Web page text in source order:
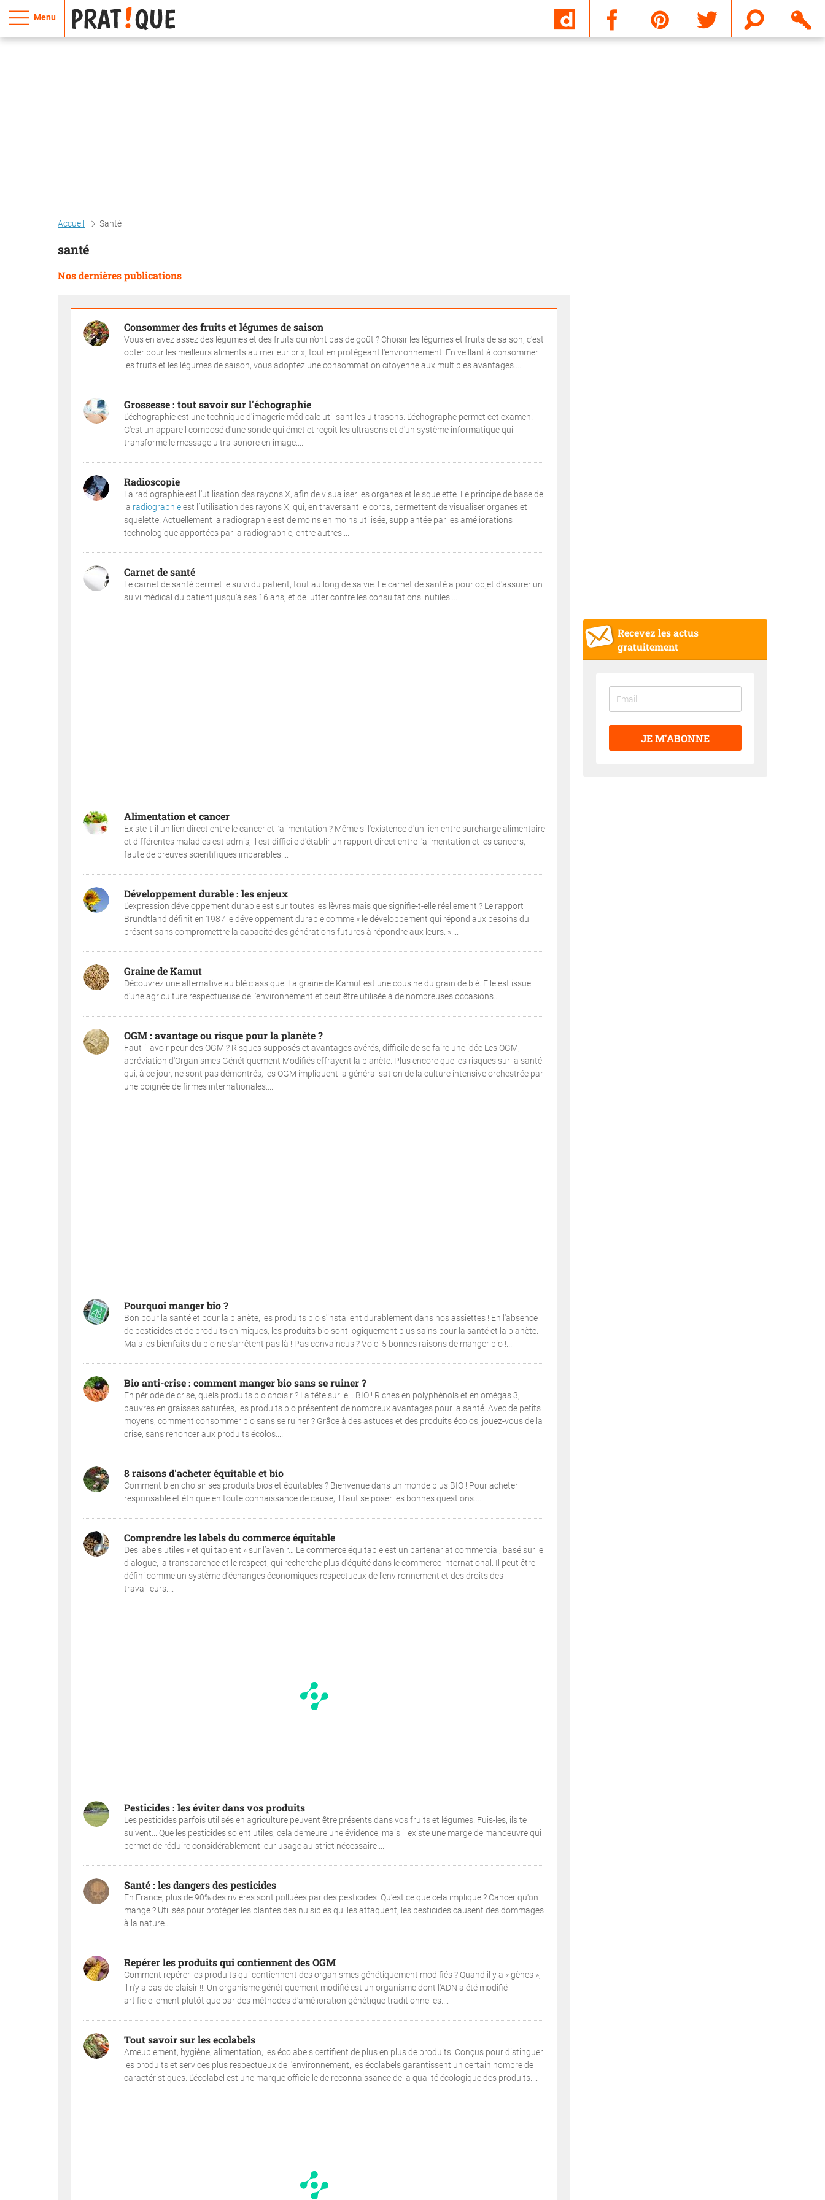
Menu
Accueil Santé
santé
Nos dernières publications
Consommer des fruits et légumes de saison
Vous en avez assez des légumes et des fruits qui n’ont pas de goût ? Choisir les légumes et fruits de saison, c'est
opter pour les meilleurs aliments au meilleur prix, tout en protégeant l'environnement. En veillant à consommer
les fruits et les légumes de saison, vous adoptez une consommation citoyenne aux multiples avantages....
Grossesse : tout savoir sur l'échographie
L'échographie est une technique d'imagerie médicale utilisant les ultrasons. L'échographe permet cet examen.
C'est un appareil composé d'une sonde qui émet et reçoit les ultrasons et d'un système informatique qui
transforme le message ultra-sonore en image....
Radioscopie
La radiographie est l'utilisation des rayons X, afin de visualiser les organes et le squelette. Le principe de base de
la radiographieest l´utilisation des rayons X, qui, en traversant le corps, permettent de visualiser organes et
squelette. Actuellement la radiographie est de moins en moins utilisée, supplantée par les améliorations
technologique apportées par la radiographie, entre autres....
Carnet de santé
Le carnet de santé permet le suivi du patient, tout au long de sa vie. Le carnet de santé a pour objet d'assurer un
suivi médical du patient jusqu'à ses 16 ans, et de lutter contre les consultations inutiles....
Alimentation et cancer
Existe-t-il un lien direct entre le cancer et l’alimentation ? Même si l'existence d'un lien entre surcharge alimentaire
et différentes maladies est admis, il est difficile d'établir un rapport direct entre l'alimentation et les cancers,
faute de preuves scientifiques imparables....
Développement durable : les enjeux
L'expression développement durable est sur toutes les lèvres mais que signifie-t-elle réellement ? Le rapport
Brundtland définit en 1987 le développement durable comme « le développement qui répond aux besoins du
présent sans compromettre la capacité des générations futures à répondre aux leurs. »....
Graine de Kamut
Découvrez une alternative au blé classique. La graine de Kamut est une cousine du grain de blé. Elle est issue
d'une agriculture respectueuse de l'environnement et peut être utilisée à de nombreuses occasions....
OGM : avantage ou risque pour la planète ?
Faut-il avoir peur des OGM ? Risques supposés et avantages avérés, difficile de se faire une idée Les OGM,
abréviation d'Organismes Génétiquement Modifiés effrayent la planète. Plus encore que les risques sur la santé
qui, à ce jour, ne sont pas démontrés, les OGM impliquent la généralisation de la culture intensive orchestrée par
une poignée de firmes internationales....
Pourquoi manger bio ?
Bon pour la santé et pour la planète, les produits bio s'installent durablement dans nos assiettes ! En l'absence
de pesticides et de produits chimiques, les produits bio sont logiquement plus sains pour la santé et la planète.
Mais les bienfaits du bio ne s'arrêtent pas là ! Pas convaincus ? Voici 5 bonnes raisons de manger bio !...
Bio anti-crise : comment manger bio sans se ruiner ?
En période de crise, quels produits bio choisir ? La tête sur le... BIO ! Riches en polyphénols et en omégas 3,
pauvres en graisses saturées, les produits bio présentent de nombreux avantages pour la santé. Avec de petits
moyens, comment consommer bio sans se ruiner ? Grâce à des astuces et des produits écolos, jouez-vous de la
crise, sans renoncer aux produits écolos....
8 raisons d'acheter équitable et bio
Comment bien choisir ses produits bios et équitables ? Bienvenue dans un monde plus BIO ! Pour acheter
responsable et éthique en toute connaissance de cause, il faut se poser les bonnes questions....
Comprendre les labels du commerce équitable
Des labels utiles « et qui tablent » sur l’avenir… Le commerce équitable est un partenariat commercial, basé sur le
dialogue, la transparence et le respect, qui recherche plus d'équité dans le commerce international. Il peut être
défini comme un système d'échanges économiques respectueux de l'environnement et des droits des
travailleurs....
Pesticides : les éviter dans vos produits
Les pesticides parfois utilisés en agriculture peuvent être présents dans vos fruits et légumes. Fuis-les, ils te
suivent... Que les pesticides soient utiles, cela demeure une évidence, mais il existe une marge de manoeuvre qui
permet de réduire considérablement leur usage au strict nécessaire....
Santé : les dangers des pesticides
En France, plus de 90% des rivières sont polluées par des pesticides. Qu'est ce que cela implique ? Cancer qu'on
mange ? Utilisés pour protéger les plantes des nuisibles qui les attaquent, les pesticides causent des dommages
à la nature....
Repérer les produits qui contiennent des OGM
Comment repérer les produits qui contiennent des organismes génétiquement modifiés ? Quand il y a « gènes »,
il n'y a pas de plaisir !!! Un organisme génétiquement modifié est un organisme dont l'ADN a été modifié
artificiellement plutôt que par des méthodes d'amélioration génétique traditionnelles....
Tout savoir sur les ecolabels
Ameublement, hygiène, alimentation, les écolabels certifient de plus en plus de produits. Conçus pour distinguer
les produits et services plus respectueux de l'environnement, les écolabels garantissent un certain nombre de
caractéristiques. L'écolabel est une marque officielle de reconnaissance de la qualité écologique des produits....
Recevez les actus
gratuitement
JE M'ABONNE